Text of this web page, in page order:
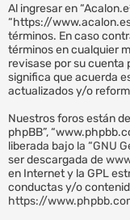
Al ingresar en
“https://
términos. En caso
términos en cualquier
revisase por su cuenta
significa que acuerda
actualizados y/o
Nuestros foros están
phpBB”,
liberada bajo la “GNU
ser descargada de
en Internet y la GPL
conductas y/o
https://